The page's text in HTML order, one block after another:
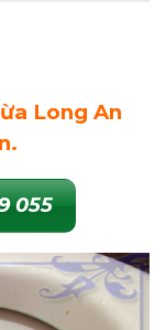
Long An
055